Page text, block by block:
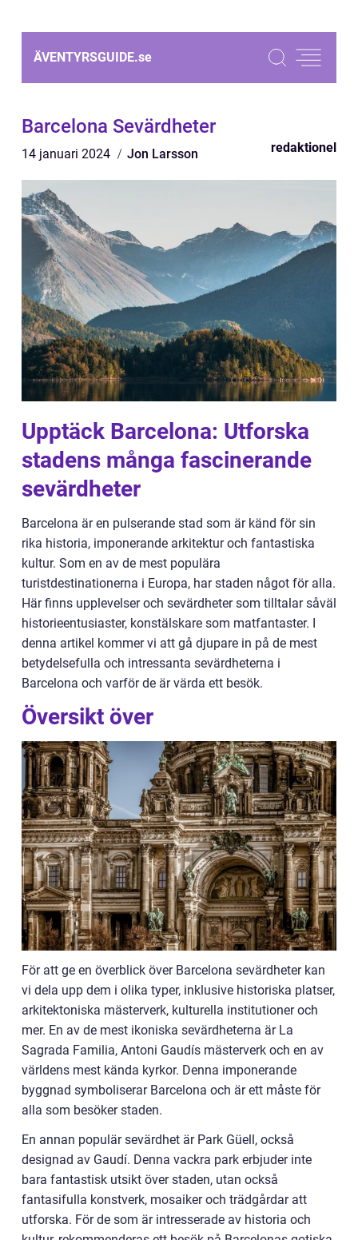
ÄVENTYRSGUIDE.se
Barcelona Sevärdheter
14 januari 2024 Jon Larsson redaktionel
Upptäck Barcelona: Utforska
stadens många fascinerande
sevärdheter
Barcelona är en pulserande stad som är känd för sin
rika historia, imponerande arkitektur och fantastiska
kultur. Som en av de mest populära
turistdestinationerna i Europa, har staden något för alla.
Här finns upplevelser och sevärdheter som tilltalar såväl
historieentusiaster, konstälskare som matfantaster. I
denna artikel kommer vi att gå djupare in på de mest
betydelsefulla och intressanta sevärdheterna i
Barcelona och varför de är värda ett besök.
Översikt över
För att ge en överblick över Barcelona sevärdheter kan
vi dela upp dem i olika typer, inklusive historiska platser,
arkitektoniska mästerverk, kulturella institutioner och
mer. En av de mest ikoniska sevärdheterna är La
Sagrada Familia, Antoni Gaudís mästerverk och en av
världens mest kända kyrkor. Denna imponerande
byggnad symboliserar Barcelona och är ett måste för
alla som besöker staden.
En annan populär sevärdhet är Park Güell, också
designad av Gaudí. Denna vackra park erbjuder inte
bara fantastisk utsikt över staden, utan också
fantasifulla konstverk, mosaiker och trädgårdar att
utforska. För de som är intresserade av historia och